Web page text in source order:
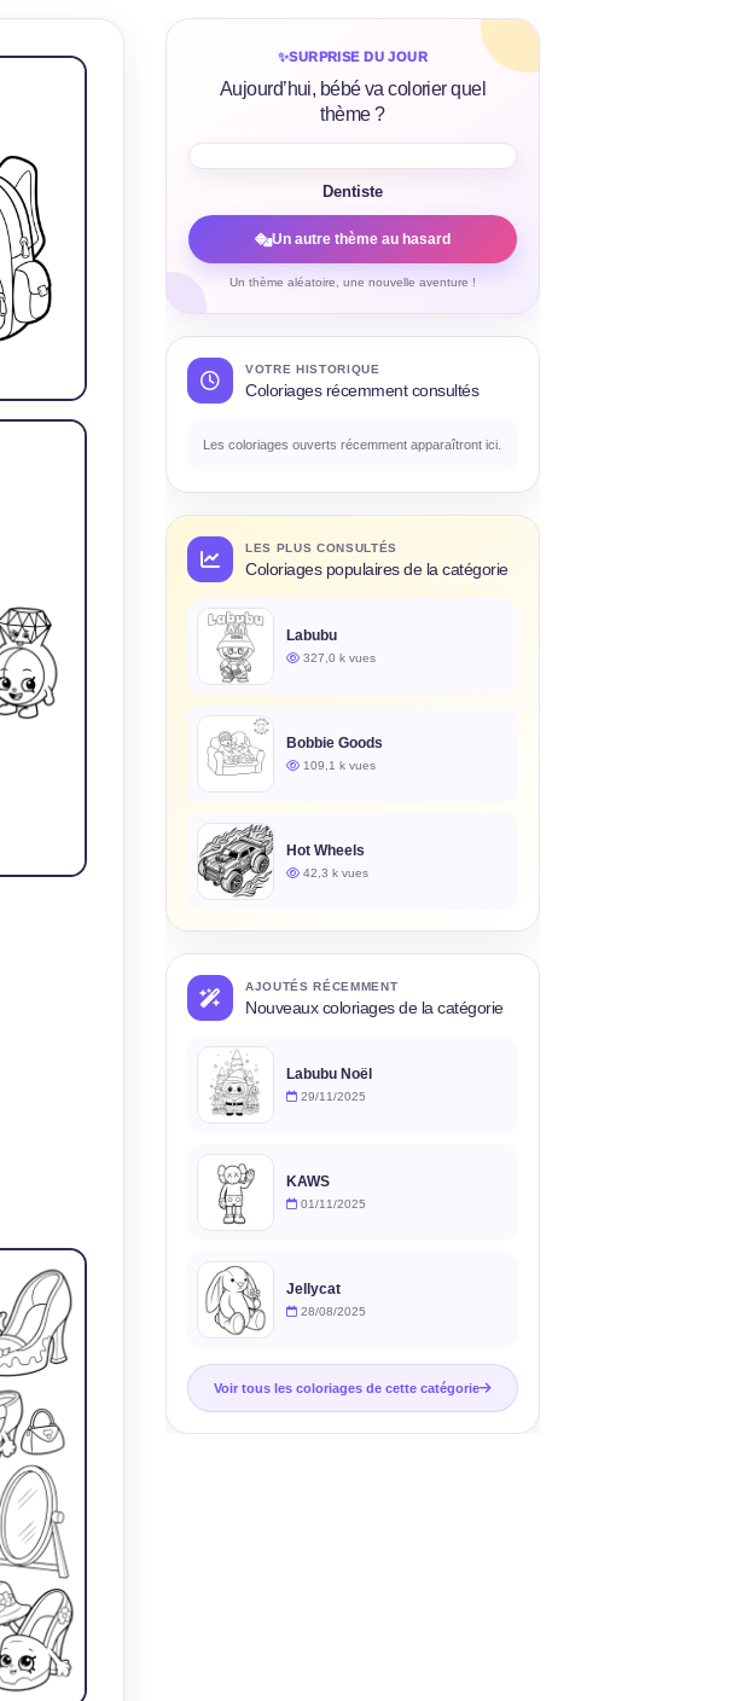
✨SURPRISE DU JOUR
Aujourd’hui, bébé va colorier quel
thème ?
Dentiste
Un autre thème au hasard
Un thème aléatoire, une nouvelle aventure !
VOTRE HISTORIQUE
Coloriages récemment consultés
Les coloriages ouverts récemment apparaîtront ici.
LES PLUS CONSULTÉS
Coloriages populaires de la catégorie
Labubu
327,0 k vues
Bobbie Goods
109,1 k vues
Hot Wheels
42,3 k vues
AJOUTÉS RÉCEMMENT
Nouveaux coloriages de la catégorie
Labubu Noël
29/11/2025
KAWS
01/11/2025
Jellycat
28/08/2025
Voir tous les coloriages de cette catégorie